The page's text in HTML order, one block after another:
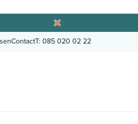
ContactT: 085 020 02 22